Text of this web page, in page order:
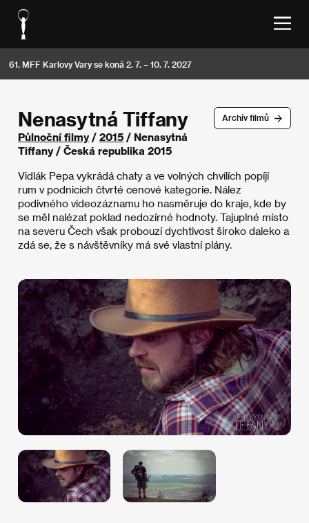
61. MFF Karlovy Vary se koná 2. 7. – 10. 7. 2027
Archív filmů
Nenasytná Tiffany
Půlnoční filmy/ 2015 / Nenasytná
Tiffany / Česká republika 2015
Vidlák Pepa vykrádá chaty a ve volných chvílích popíjí
rum v podnicích čtvrté cenové kategorie. Nález
podivného videozáznamu ho nasměruje do kraje, kde by
se měl nalézat poklad nedozírné hodnoty. Tajuplné místo
na severu Čech však probouzí dychtivost široko daleko a
zdá se, že s návštěvníky má své vlastní plány.